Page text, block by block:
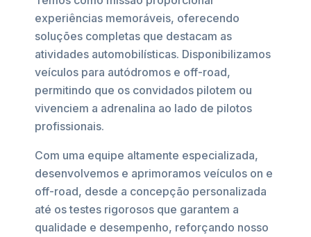
experiências memoráveis, oferecendo
soluções completas que destacam as
atividades automobilísticas. Disponibilizamos
veículos para autódromos e off-road,
permitindo que os convidados pilotem ou
vivenciem a adrenalina ao lado de pilotos
profissionais.
Com uma equipe altamente especializada,
desenvolvemos e aprimoramos veículos on e
off-road, desde a concepção personalizada
até os testes rigorosos que garantem a
qualidade e desempenho, reforçando nosso